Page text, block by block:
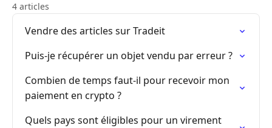
4 articles
Vendre des articles sur Tradeit
Puis-je récupérer un objet vendu par erreur ?
Combien de temps faut-il pour recevoir mon
paiement en crypto ?
Quels pays sont éligibles pour un virement